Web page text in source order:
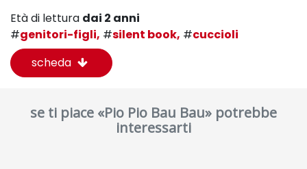
Età di lettura dai 2 anni
#genitori-figli, #silent book, #cuccioli
scheda
se ti piace «Pio Pio Bau Bau» potrebbe
interessarti